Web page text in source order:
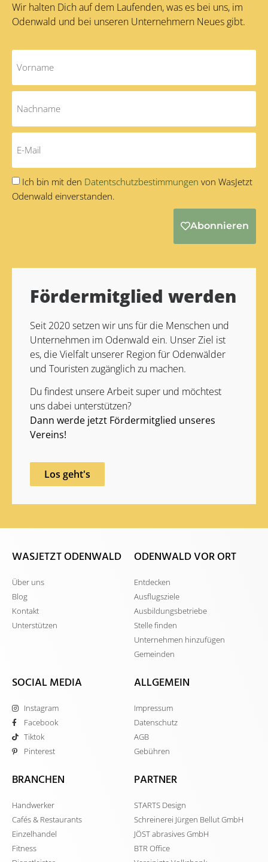
Wir halten Dich auf dem Laufenden, was es bei uns, im
Odenwald und bei unseren Unternehmern Neues gibt.
Ich bin mit den Datentschutzbestimmungen von WasJetzt
Odenwald einverstanden.
Abonnieren
Fördermitglied werden
Seit 2020 setzen wir uns für die Menschen und
Unternehmen im Odenwald ein. Unser Ziel ist
es, die Vielfalt unserer Region für Odenwälder
und Touristen zugänglich zu machen.
Du findest unsere Arbeit super und möchtest
uns dabei unterstützen?
Dann werde jetzt Fördermitglied unseres
Vereins!
Los geht's
WASJETZT ODENWALD
Über uns
Blog
Kontakt
Unterstützen
ODENWALD VOR ORT
Entdecken
Ausflugsziele
Ausbildungsbetriebe
Stelle finden
Unternehmen hinzufügen
Gemeinden
SOCIAL MEDIA
Instagram
Facebook
Tiktok
Pinterest
ALLGEMEIN
Impressum
Datenschutz
AGB
Gebühren
BRANCHEN
Handwerker
Cafés & Restaurants
Einzelhandel
Fitness
PARTNER
STARTS Design
Schreinerei Jürgen Bellut GmbH
JÖST abrasives GmbH
BTR Office